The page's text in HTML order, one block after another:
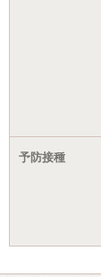
予防接種